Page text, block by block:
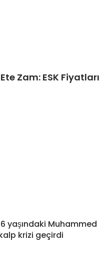
Zam: ESK Fiyatları
6 yaşındaki Muhammed
krizi geçirdi